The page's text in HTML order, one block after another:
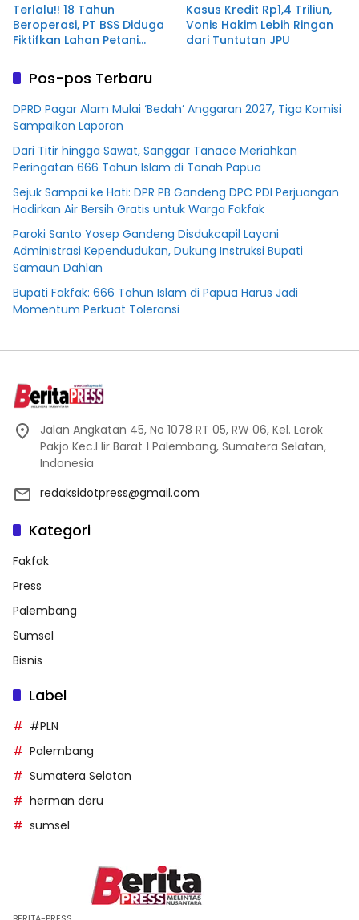
Terlalu!! 18 Tahun
Beroperasi, PT BSS Diduga
Fiktifkan Lahan Petani
Kasus Kredit Rp1,4 Triliun,
Vonis Hakim Lebih Ringan
dari Tuntutan JPU
Pos-pos Terbaru
DPRD Pagar Alam Mulai ‘Bedah’ Anggaran 2027, Tiga Komisi
Sampaikan Laporan
Dari Titir hingga Sawat, Sanggar Tanace Meriahkan
Peringatan 666 Tahun Islam di Tanah Papua
Sejuk Sampai ke Hati: DPR PB Gandeng DPC PDI Perjuangan
Hadirkan Air Bersih Gratis untuk Warga Fakfak
Paroki Santo Yosep Gandeng Disdukcapil Layani
Administrasi Kependudukan, Dukung Instruksi Bupati
Samaun Dahlan
Bupati Fakfak: 666 Tahun Islam di Papua Harus Jadi
Momentum Perkuat Toleransi
Jalan Angkatan 45, No 1078 RT 05, RW 06, Kel. Lorok
Pakjo Kec.I lir Barat 1 Palembang, Sumatera Selatan,
Indonesia
redaksidotpress@gmail.com
Kategori
Fakfak
Press
Palembang
Sumsel
Bisnis
Label
#PLN
Palembang
Sumatera Selatan
herman deru
sumsel